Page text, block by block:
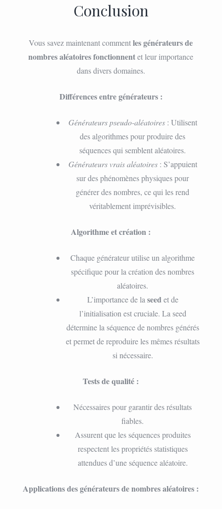
Conclusion
Vous savez maintenant commentles générateurs de
nombres aléatoires fonctionnentet leur importance
dans divers domaines.
Différences entre générateurs :
Générateurs pseudo-aléatoires: Utilisent
des algorithmes pour produire des
séquences qui semblent aléatoires.
Générateurs vrais aléatoires: S’appuient
sur des phénomènes physiques pour
générer des nombres, ce qui les rend
véritablement imprévisibles.
Algorithme et création :
Chaque générateur utilise un algorithme
spécifique pour la création des nombres
aléatoires.
L’importance de laseedet de
l’initialisation est cruciale. La seed
détermine la séquence de nombres générés
et permet de reproduire les mêmes résultats
si nécessaire.
Tests de qualité :
Nécessaires pour garantir des résultats
fiables.
Assurent que les séquences produites
respectent les propriétés statistiques
attendues d’une séquence aléatoire.
Applications des générateurs de nombres aléatoires :